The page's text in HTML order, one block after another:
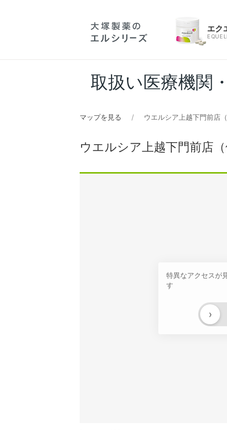
エク
取扱い医療機関
マップを見る ウエルシア上越下門前店
ウエルシア上越下門前店（
特異なアクセスが
す
›